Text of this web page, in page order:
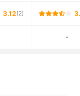
3.12(2)
-